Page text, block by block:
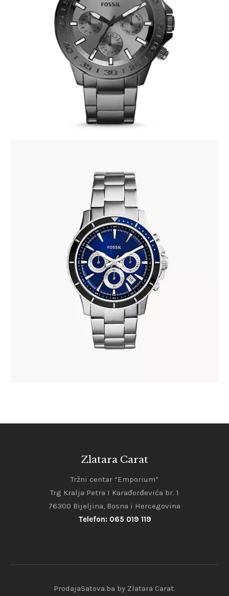
FOSSIL BQ2491
390.00 KM
FOSSIL CH2927
337.00 KM
Zlatara Carat
Tržni centar “Emporium”
Trg Kralja Petra I Karađorđevića br. 1
76300 Bijeljina, Bosna i Hercegovina
Telefon: 065 019 119
ProdajaSatova.ba by Zlatara Carat.